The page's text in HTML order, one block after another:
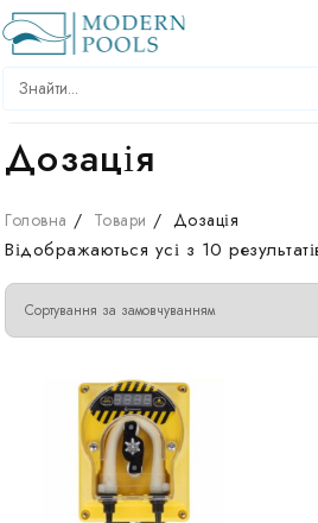
Перейти
до
вмісту
Дозація
Головна Товари Дозація
Відображаються усі з 10